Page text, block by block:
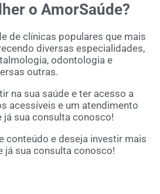
o AmorSaúde?
de clínicas populares que mais
diversas especialidades,
odontologia e
outras.
na sua saúde e ter acesso a
acessíveis e um atendimento
já sua consulta conosco!
conteúdo e deseja investir mais
já sua consulta conosco!